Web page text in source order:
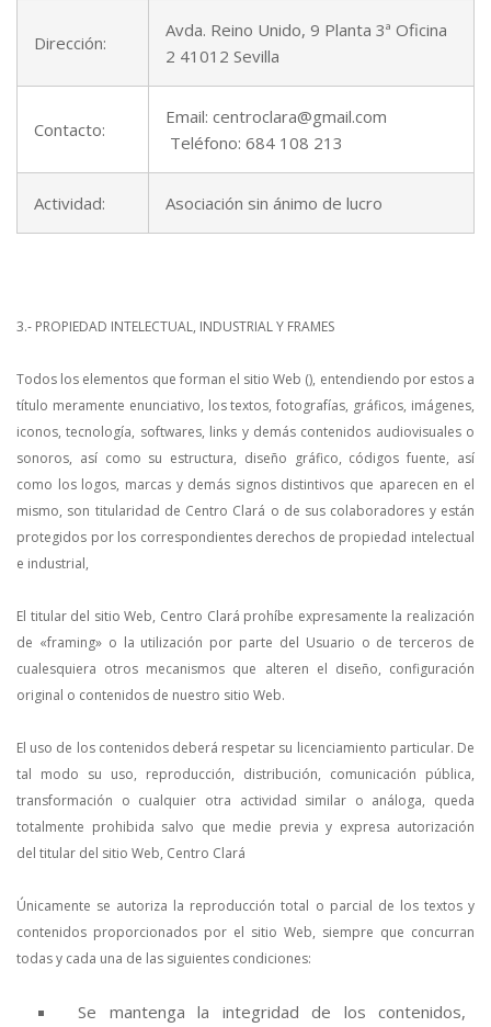
Dirección:
Avda. Reino Unido, 9 Planta 3ª Oficina
2 41012 Sevilla
Contacto:
Email: centroclara@gmail.com
Teléfono: 684 108 213
Actividad: Asociación sin ánimo de lucro
3.- PROPIEDAD INTELECTUAL, INDUSTRIAL Y FRAMES
Todos los elementos que forman el sitio Web (), entendiendo por estos a
título meramente enunciativo, los textos, fotografías, gráficos, imágenes,
iconos, tecnología, softwares, links y demás contenidos audiovisuales o
sonoros, así como su estructura, diseño gráfico, códigos fuente, así
como los logos, marcas y demás signos distintivos que aparecen en el
mismo, son titularidad de Centro Clará o de sus colaboradores y están
protegidos por los correspondientes derechos de propiedad intelectual
e industrial,
El titular del sitio Web, Centro Clará prohíbe expresamente la realización
de «framing» o la utilización por parte del Usuario o de terceros de
cualesquiera otros mecanismos que alteren el diseño, configuración
original o contenidos de nuestro sitio Web.
El uso de los contenidos deberá respetar su licenciamiento particular. De
tal modo su uso, reproducción, distribución, comunicación pública,
transformación o cualquier otra actividad similar o análoga, queda
totalmente prohibida salvo que medie previa y expresa autorización
del titular del sitio Web, Centro Clará
Únicamente se autoriza la reproducción total o parcial de los textos y
contenidos proporcionados por el sitio Web, siempre que concurran
todas y cada una de las siguientes condiciones:
Se mantenga la integridad de los contenidos,